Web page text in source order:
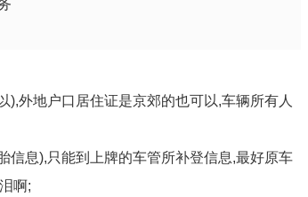
外地户口居住证是京郊的也可以,车辆所有人
信息),只能到上牌的车管所补登信息,最好原车
啊;